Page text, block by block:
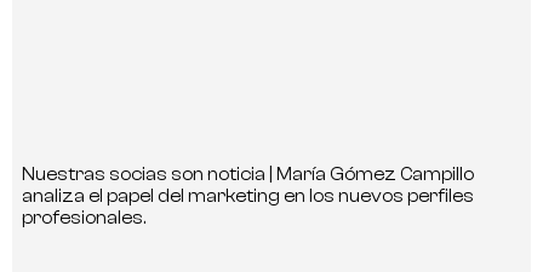
Nuestras socias son noticia | María Gómez Campillo
analiza el papel del marketing en los nuevos perfiles
profesionales.